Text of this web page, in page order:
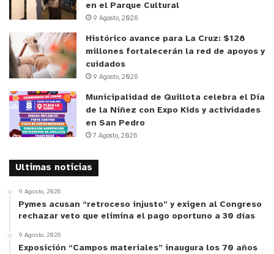
en el Parque Cultural
9 Agosto, 2026
Histórico avance para La Cruz: $128
millones fortalecerán la red de apoyos y
cuidados
9 Agosto, 2026
Municipalidad de Quillota celebra el Día
de la Niñez con Expo Kids y actividades
en San Pedro
7 Agosto, 2026
Ultimas noticias
9 Agosto, 2026
Pymes acusan “retroceso injusto” y exigen al Congreso
rechazar veto que elimina el pago oportuno a 30 días
9 Agosto, 2026
Exposición “Campos materiales” inaugura los 70 años